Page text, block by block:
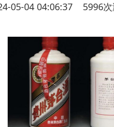
05-04 04:06:37 5996次